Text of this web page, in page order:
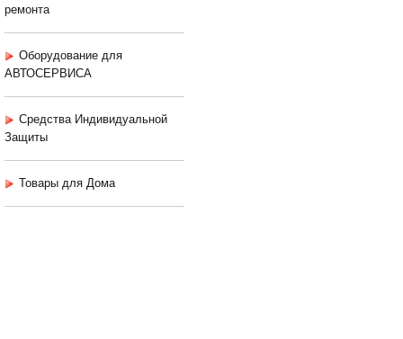
ремонта
Оборудование для
АВТОСЕРВИСА
Средства Индивидуальной
Защиты
Товары для Дома